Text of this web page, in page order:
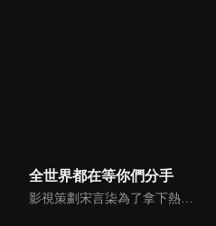
全世界都在等你們分手
影視策劃宋言柒為了拿下熱門小說IP改編權，與身患情感障礙的小說作者紀述產生交集，結果卻發現原本走向甜寵的劇情開始崩盤，隨後意外穿越進入自己寫的同人文世界改變劇情，成為同人文世界的愛情保鏢，卻不料她時刻提防的男二竟然是作者紀述。二人因為劇情的走向在現實和同人文兩個世界展開較量...